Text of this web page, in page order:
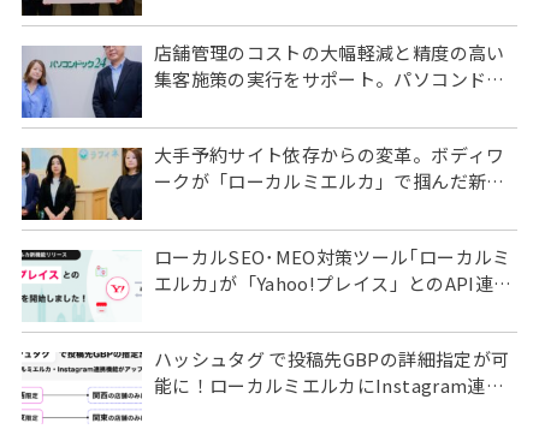
倍に
店舗管理のコストの大幅軽減と精度の高い
集客施策の実行をサポート。パソコンドッ
大手予約サイト依存からの変革。ボディワ
ークが「ローカルミエルカ」で掴んだ新た
ローカルSEO･MEO対策ツール｢ローカルミ
エルカ｣が「Yahoo!プレイス」とのAPI連携
ハッシュタグ で投稿先GBPの詳細指定が可
能に！ローカルミエルカにInstagram連携